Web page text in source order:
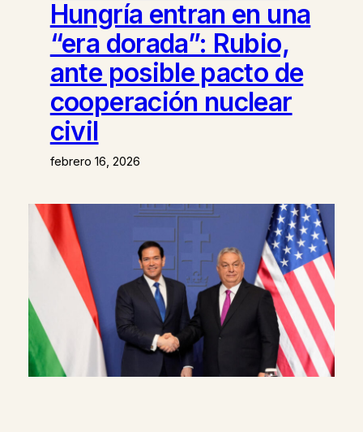
Hungría entran en una
“era dorada”: Rubio,
ante posible pacto de
cooperación nuclear
civil
febrero 16, 2026